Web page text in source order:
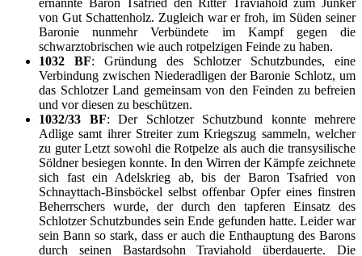
von Gut Schattenholz. Zugleich war er froh, im Süden seiner
Baronie nunmehr Verbündete im Kampf gegen die
schwarztobrischen wie auch rotpelzigen Feinde zu haben.
1032 BF: Gründung des Schlotzer Schutzbundes, eine
Verbindung zwischen Niederadligen der Baronie Schlotz, um
das Schlotzer Land gemeinsam von den Feinden zu befreien
und vor diesen zu beschützen.
1032/33 BF: Der Schlotzer Schutzbund konnte mehrere
Adlige samt ihrer Streiter zum Kriegszug sammeln, welcher
zu guter Letzt sowohl die Rotpelze als auch die transysilische
Söldner besiegen konnte. In den Wirren der Kämpfe zeichnete
sich fast ein Adelskrieg ab, bis der Baron Tsafried von
Schnayttach-Binsböckel selbst offenbar Opfer eines finstren
Beherrschers wurde, der durch den tapferen Einsatz des
Schlotzer Schutzbundes sein Ende gefunden hatte. Leider war
sein Bann so stark, dass er auch die Enthauptung des Barons
durch seinen Bastardsohn Traviahold überdauerte. Die